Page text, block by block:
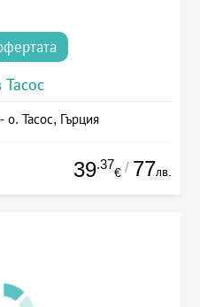
Тасос
Тасос, Гърция
39.37
€ / 77лв.